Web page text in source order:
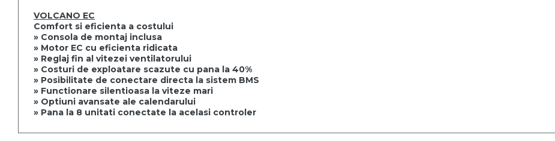
VOLCANO EC
Comfort si eficienta a costului
» Consola de montaj inclusa
» Motor EC cu eficienta ridicata
» Reglaj fin al vitezei ventilatorului
» Costuri de exploatare scazute cu pana la 40%
» Posibilitate de conectare directa la sistem BMS
» Functionare silentioasa la viteze mari
» Optiuni avansate ale calendarului
» Pana la 8 unitati conectate la acelasi controler